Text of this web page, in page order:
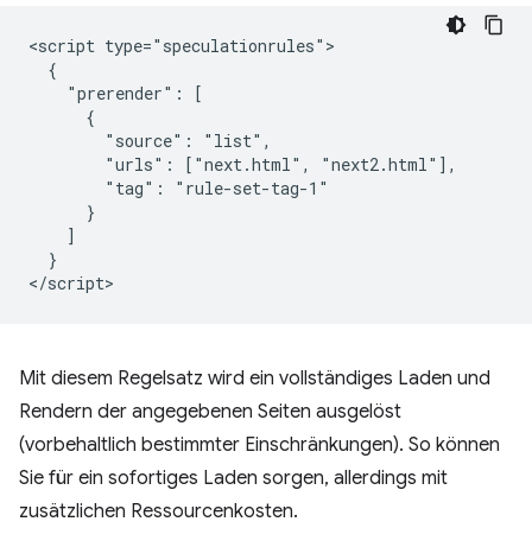
<script type="speculationrules">
  {
    "prerender": [
      {
        "source": "list",
        "urls": ["next.html", "next2.html"],
        "tag": "rule-set-tag-1"
      }
    ]
  }
Mit diesem Regelsatz wird ein vollständiges Laden und
Rendern der angegebenen Seiten ausgelöst
(vorbehaltlich bestimmter Einschränkungen). So können
Sie für ein sofortiges Laden sorgen, allerdings mit
zusätzlichen Ressourcenkosten.